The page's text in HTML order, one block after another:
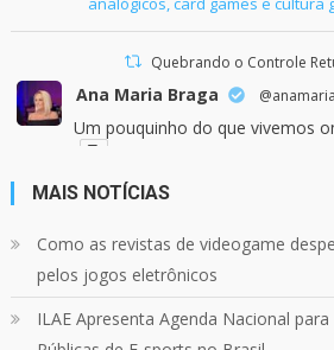
Quebrando o Controle
Ana Maria Braga
Um pouquinho do que vivemos
Quebrando o Controle
Confira em nosso site o mais
Skull & Bones.
MAIS NOTÍCIAS
Como as revistas de videogame
pelos jogos eletrônicos
ILAE Apresenta Agenda Nacional